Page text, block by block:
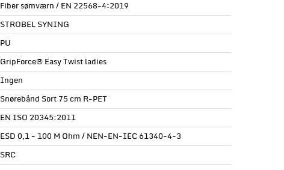
Fiber sømværn / EN 22568-4:2019
STROBEL SYNING
PU
GripForce® Easy Twist ladies
Ingen
Snørebånd Sort 75 cm R-PET
EN ISO 20345:2011
ESD 0,1 - 100 M Ohm / NEN-EN-IEC 61340-4-3
SRC